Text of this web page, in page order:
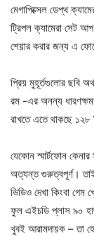
মেগাপিক্সেল ডেপ্থ
ট্রিপল ক্যামেরা সেট
শেয়ার করার জন্য এ
প্রিয় মুহূর্তগুলোর ছবি
রম -এর অনন্য
রাখতে এতে থাকছে ১২৮
যেকোন স্মার্টফোন কেনার
অত্যন্ত গুরুত্বপূর্ণ। তাই
ভিডিও দেখা কিংবা গেম
ফুল এইচডি প্লাস ৯০
খুবই আরামদায়ক – তা